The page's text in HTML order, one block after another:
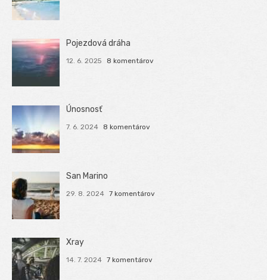
Pojezdová dráha
12. 6. 2025 8 komentárov
Únosnosť
7. 6. 2024 8 komentárov
San Marino
29. 8. 2024 7 komentárov
Xray
14. 7. 2024 7 komentárov